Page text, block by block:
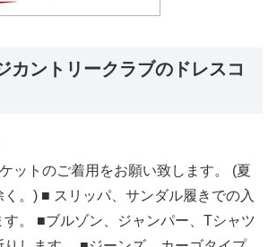
カントリークラブのドレスコ
ットのご着用をお願い致します。 (夏
。) ■ スリッパ、サンダル履きでの入
。 ■ブルゾン、ジャンパー、Tシャツ